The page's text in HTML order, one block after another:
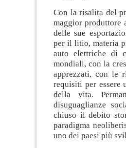
Con la risalita del
maggior produttore
delle sue
per il litio, materia
auto elettriche di
mondiali, con la
apprezzati, con le
requisiti per essere
della vita.
disuguaglianze
chiuso il debito
paradigma
uno dei paesi più